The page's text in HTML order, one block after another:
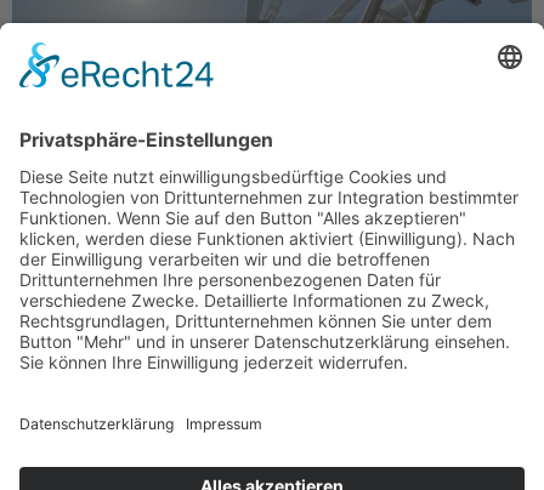
Dubai Marina – ein beliebtes Wohnviertel in Dubai
Zugegeben, die Metropole am Persischen Golf war nicht
mein Sehnsuchtsziel. Anfang des Jahres aber ließ sich
der Herzenswunsch eines geliebten Menschen.
überhaupt: höher, schneller, weiter. Was kann ein Ort